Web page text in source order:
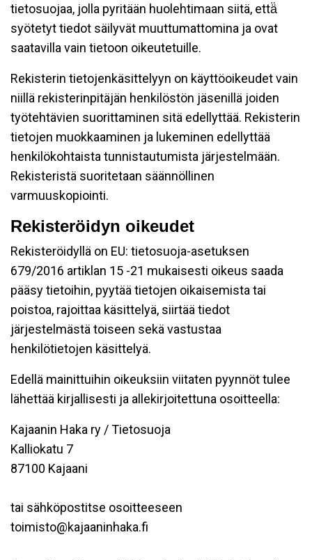
tietosuojaa, jolla pyritään huolehtimaan siitä, että̈
syötetyt tiedot säilyvät muuttumattomina ja ovat
saatavilla vain tietoon oikeutetuille.
Rekisterin tietojenkäsittelyyn on käyttöoikeudet vain
niillä rekisterinpitäjän henkilöstön jäsenillä joiden
työtehtävien suorittaminen sitä edellyttää. Rekisterin
tietojen muokkaaminen ja lukeminen edellyttää
henkilökohtaista tunnistautumista järjestelmään.
Rekisteristä suoritetaan säännöllinen
varmuuskopiointi.
Rekisteröidyn oikeudet
Rekisteröidyllä on EU: tietosuoja-asetuksen
679/2016 artiklan 15 -21 mukaisesti oikeus saada
pääsy tietoihin, pyytää tietojen oikaisemista tai
poistoa, rajoittaa käsittelyä, siirtää tiedot
järjestelmästä toiseen sekä vastustaa
henkilötietojen käsittelyä.
Edellä mainittuihin oikeuksiin viitaten pyynnöt tulee
lähettää kirjallisesti ja allekirjoitettuna osoitteella:
Kajaanin Haka ry / Tietosuoja
Kalliokatu 7
87100 Kajaani
tai sähköpostitse osoitteeseen
toimisto@kajaaninhaka.fi